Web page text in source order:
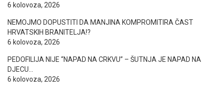
6 kolovoza, 2026
NEMOJMO DOPUSTITI DA MANJINA KOMPROMITIRA ČAST
HRVATSKIH BRANITELJA!?
6 kolovoza, 2026
PEDOFILIJA NIJE “NAPAD NA CRKVU” – ŠUTNJA JE NAPAD NA
DJECU…
6 kolovoza, 2026